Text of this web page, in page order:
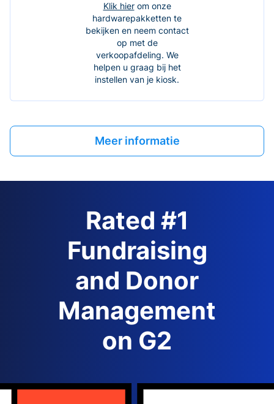
Klik hierom onze
hardwarepakketten te
bekijken en neem contact
op met de
verkoopafdeling. We
helpen u graag bij het
instellen van je kiosk.
Meer informatie
Rated #1
Fundraising
and Donor
Management
on G2